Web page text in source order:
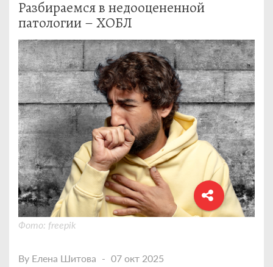
Разбираемся в недооцененной
патологии – ХОБЛ
Фото: freepik
By Елена Шитова
07 окт 2025